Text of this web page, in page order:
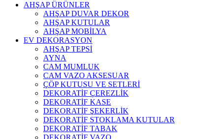
AHŞAP ÜRÜNLER
AHŞAP DUVAR DEKOR
AHŞAP KUTULAR
AHŞAP MOBİLYA
EV DEKORASYON
AHŞAP TEPSİ
AYNA
CAM MUMLUK
CAM VAZO AKSESUAR
ÇÖP KUTUSU VE SETLERİ
DEKORATİF ÇEREZLİK
DEKORATİF KASE
DEKORATİF ŞEKERLİK
DEKORATİF STOKLAMA KUTULAR
DEKORATİF TABAK